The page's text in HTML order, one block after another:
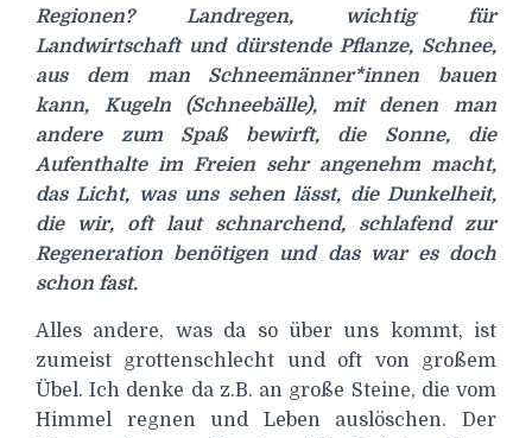
Regionen? Landregen, wichtig für
Landwirtschaft und dürstende Pflanze, Schnee,
aus dem man Schneemänner*innen bauen
kann, Kugeln (Schneebälle), mit denen man
andere zum Spaß bewirft, die Sonne, die
Aufenthalte im Freien sehr angenehm macht,
das Licht, was uns sehen lässt, die Dunkelheit,
die wir, oft laut schnarchend, schlafend zur
Regeneration benötigen und das war es doch
schon fast.
Alles andere, was da so über uns kommt, ist
zumeist grottenschlecht und oft von großem
Übel. Ich denke da z.B. an große Steine, die vom
Himmel regnen und Leben auslöschen. Der